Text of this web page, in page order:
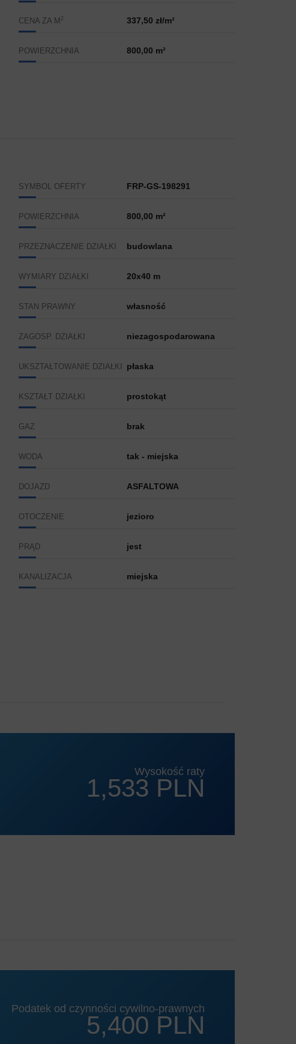
CENA ZA M 2 337,50 zł/m²
POWIERZCHNIA 800,00 m²
SYMBOL OFERTY FRP-GS-198291
POWIERZCHNIA 800,00 m²
PRZEZNACZENIE DZIAŁKI budowlana
WYMIARY DZIAŁKI 20x40 m
STAN PRAWNY własność
ZAGOSP. DZIAŁKI niezagospodarowana
UKSZTAŁTOWANIE DZIAŁKI płaska
KSZTAŁT DZIAŁKI prostokąt
GAZ brak
WODA tak - miejska
DOJAZD ASFALTOWA
OTOCZENIE jezioro
PRĄD jest
KANALIZACJA miejska
Wysokość raty
1,533 PLN
Podatek od czynności cywilno-prawnych
5,400 PLN